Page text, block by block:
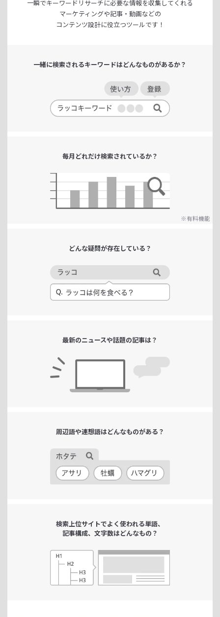
一瞬でキーワードリサーチに必要な情報を収集してくれる
マーケティングや記事・動画などの
コンテンツ設計に役立つツールです！
一緒に検索されるキーワードはどんなものがあるか？
毎月どれだけ検索されているか？
※有料機能
どんな疑問が存在している？
最新のニュースや話題の記事は？
周辺語や連想語はどんなものがある？
検索上位サイトでよく使われる単語、
記事構成、文字数はどんなもの？